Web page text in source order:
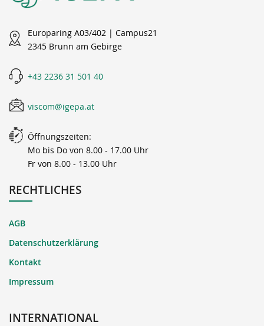
Europaring A03/402 | Campus21
2345 Brunn am Gebirge
+43 2236 31 501 40
viscom@igepa.at
Öffnungszeiten:
Mo bis Do von 8.00 - 17.00 Uhr
Fr von 8.00 - 13.00 Uhr
RECHTLICHES
AGB
Datenschutzerklärung
Kontakt
Impressum
INTERNATIONAL